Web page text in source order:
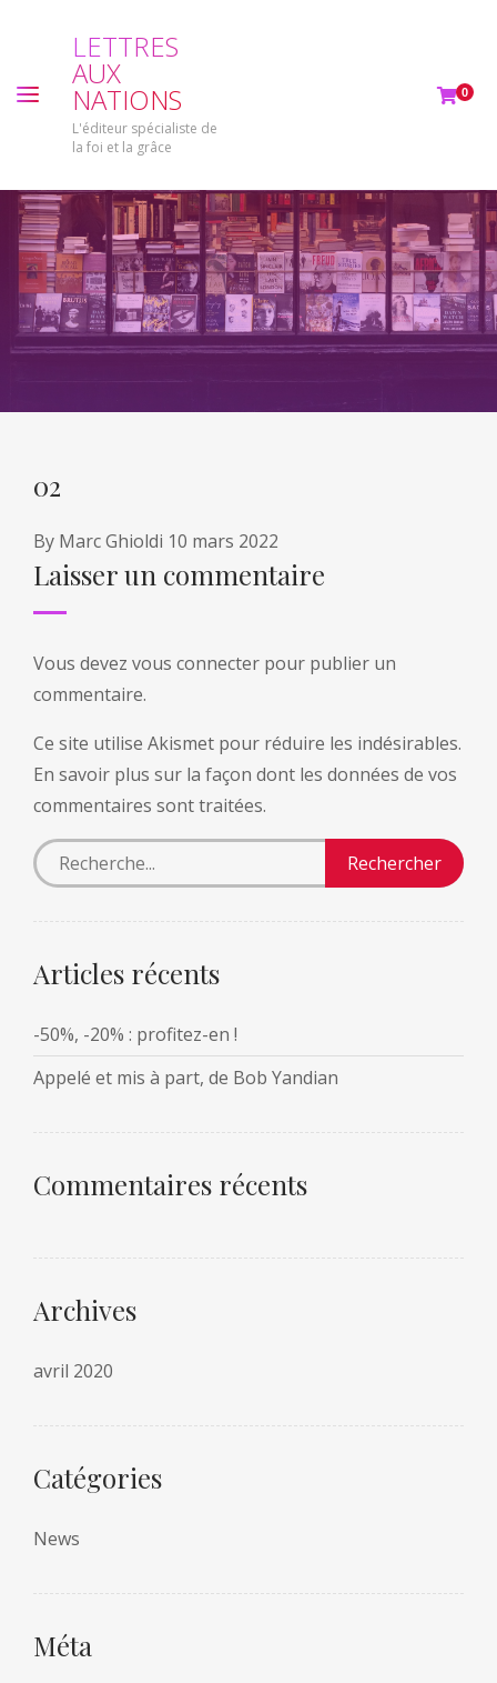
LETTRES
AUX
NATIONS
L'éditeur spécialiste de
la foi et la grâce
0
02
By Marc Ghioldi 10 mars 2022
Laisser un commentaire
Vous devez vous connecter pour publier un
commentaire.
Ce site utilise Akismet pour réduire les indésirables.
En savoir plus sur la façon dont les données de vos
commentaires sont traitées.
Articles récents
-50%, -20% : profitez-en !
Appelé et mis à part, de Bob Yandian
Commentaires récents
Archives
avril 2020
Catégories
News
Méta